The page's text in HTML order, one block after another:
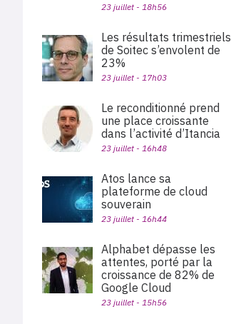
23 juillet - 18h56
Les résultats trimestriels
de Soitec s’envolent de
23%
23 juillet - 17h03
Le reconditionné prend
une place croissante
dans l’activité d’Itancia
23 juillet - 16h48
Atos lance sa
plateforme de cloud
souverain
23 juillet - 16h44
Alphabet dépasse les
attentes, porté par la
croissance de 82% de
Google Cloud
23 juillet - 15h56